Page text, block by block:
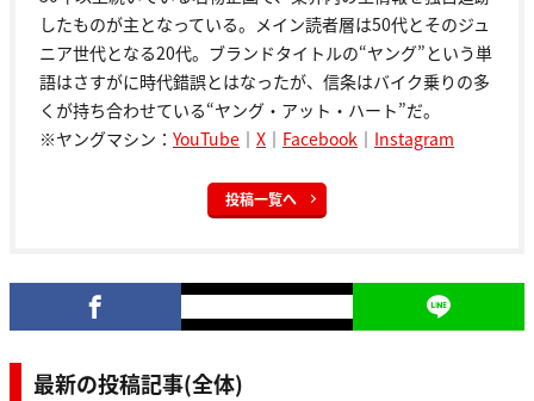
したものが主となっている。メイン読者層は50代とそのジュ
ニア世代となる20代。ブランドタイトルの“ヤング”という単
語はさすがに時代錯誤とはなったが、信条はバイク乗りの多
くが持ち合わせている“ヤング・アット・ハート”だ。
※ヤングマシン： YouTube ｜ X ｜ Facebook ｜ Instagram
投稿一覧へ
最新の投稿記事(全体)